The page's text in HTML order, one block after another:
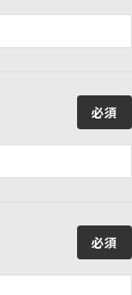
必須
必須